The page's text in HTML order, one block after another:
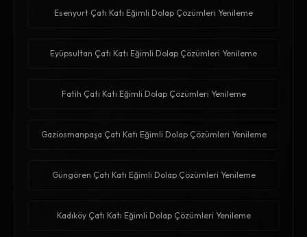
Esenyurt Çatı Katı Eğimli Dolap Çözümleri Yenileme
Eyüpsultan Çatı Katı Eğimli Dolap Çözümleri Yenileme
Fatih Çatı Katı Eğimli Dolap Çözümleri Yenileme
Gaziosmanpaşa Çatı Katı Eğimli Dolap Çözümleri Yenileme
Güngören Çatı Katı Eğimli Dolap Çözümleri Yenileme
Kadıköy Çatı Katı Eğimli Dolap Çözümleri Yenileme